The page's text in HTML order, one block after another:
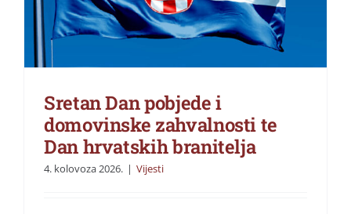
Sretan Dan pobjede i
domovinske zahvalnosti te
Dan hrvatskih branitelja
4. kolovoza 2026. | Vijesti